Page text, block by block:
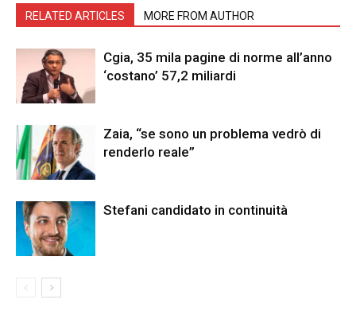
RELATED ARTICLES MORE FROM AUTHOR
Cgia, 35 mila pagine di norme all’anno
‘costano’ 57,2 miliardi
Zaia, “se sono un problema vedrò di
renderlo reale”
Stefani candidato in continuità